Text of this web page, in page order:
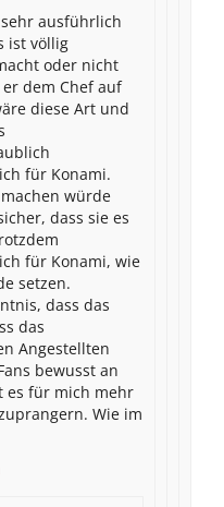
ausführlich
ist völlig
oder nicht
dem Chef auf
diese Art und
für Konami.
würde
dass sie es
für Konami, wie
setzen.
dass das
das
Angestellten
bewusst an
es für mich mehr
Wie im